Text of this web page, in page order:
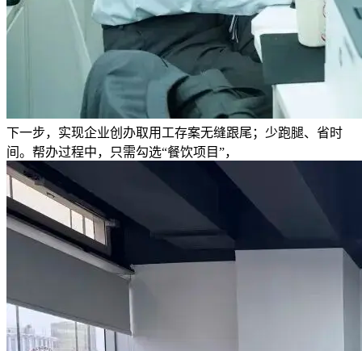
下一步，实现企业创办取用工存案无缝跟尾；少跑腿、省时
间。帮办过程中，只需勾选“餐饮项目”，